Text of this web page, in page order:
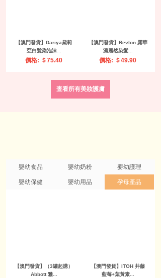
查看所有美妝護膚
【澳門發貨】（6支起購）
SANA 珊娜 ...
價格: ＄49.50
【澳門發貨】（6支起購）
SANA 珊娜 ...
價格: ＄52.50
嬰幼食品 嬰幼奶粉 嬰幼護理
嬰幼保健 嬰幼用品 孕母產品
【澳門發貨】（原箱10
包）Hakubak...
【澳門發貨】（原箱14
盒）Earth's...